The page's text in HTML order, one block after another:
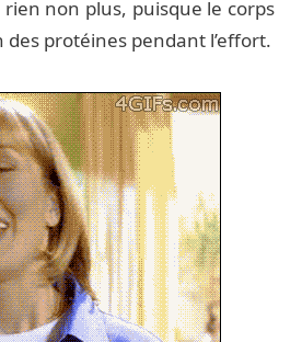
non plus, puisque le corps
des protéines pendant l’effort.